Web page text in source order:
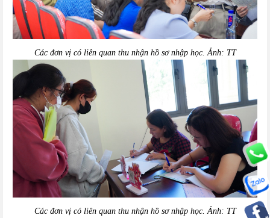
Các đơn vị có liên quan thu nhận hồ sơ nhập học. Ảnh: TT
Các đơn vị có liên quan thu nhận hồ sơ nhập học. Ảnh: TT